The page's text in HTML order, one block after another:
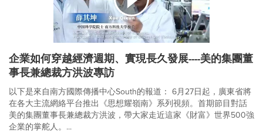
企業如何穿越經濟週期、實現長久發展----美的集團董
事長兼總裁方洪波專訪
以下是來自南方國際傳播中心South的報道： 6月27日起，廣東省將
在各大主流網絡平台推出《思想耀嶺南》系列視頻。首期節目對話
美的集團董事長兼總裁方洪波，帶大家走近這家《財富》世界500強
企業的掌舵人。...